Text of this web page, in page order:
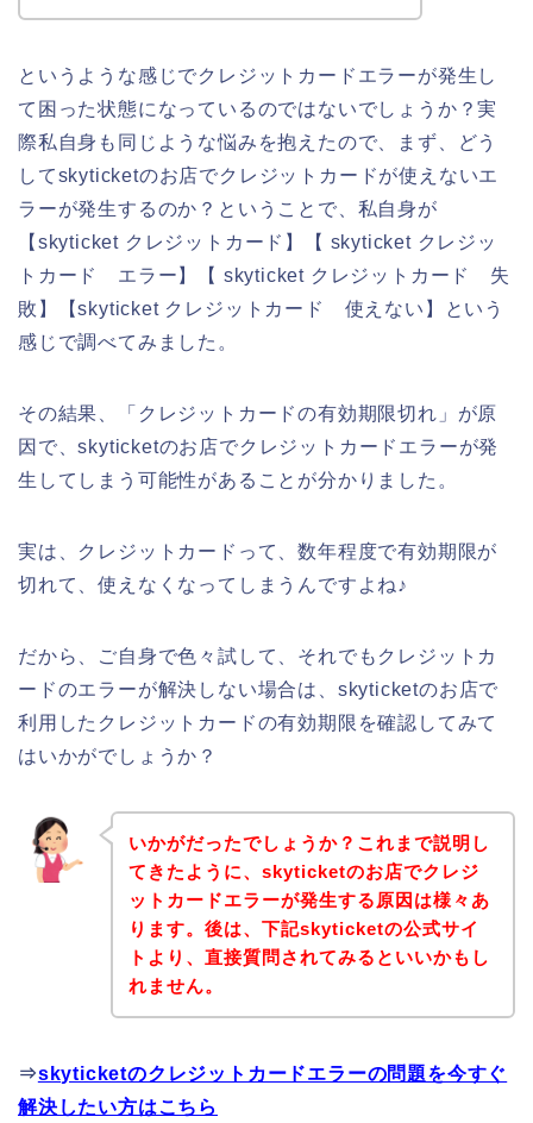
というような感じでクレジットカードエラーが発生し
て困った状態になっているのではないでしょうか？実
際私自身も同じような悩みを抱えたので、まず、どう
してskyticketのお店でクレジットカードが使えないエ
ラーが発生するのか？ということで、私自身が
【skyticket クレジットカード】【 skyticket クレジッ
トカード エラー】【 skyticket クレジットカード 失
敗】【skyticket クレジットカード 使えない】という
感じで調べてみました。
その結果、「クレジットカードの有効期限切れ」が原
因で、skyticketのお店でクレジットカードエラーが発
生してしまう可能性があることが分かりました。
実は、クレジットカードって、数年程度で有効期限が
切れて、使えなくなってしまうんですよね♪
だから、ご自身で色々試して、それでもクレジットカ
ードのエラーが解決しない場合は、skyticketのお店で
利用したクレジットカードの有効期限を確認してみて
はいかがでしょうか？
いかがだったでしょうか？これまで説明し
てきたように、skyticketのお店でクレジ
ットカードエラーが発生する原因は様々あ
ります。後は、下記skyticketの公式サイ
トより、直接質問されてみるといいかもし
れません。
⇒skyticketのクレジットカードエラーの問題を今すぐ
解決したい方はこちら